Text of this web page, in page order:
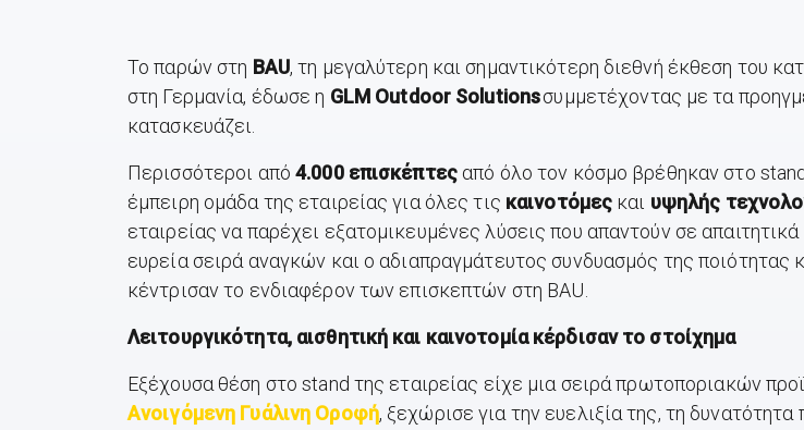
Το παρών στη BAU, τη μεγαλύτερη και σημαντικότερη διεθνή έκθεση του
στη Γερμανία, έδωσε η GLM Outdoor Solutionsσυμμετέχοντας με τα
κατασκευάζει.
Περισσότεροι από4.000 επισκέπτεςαπό όλο τον κόσμο βρέθηκαν στο
έμπειρη ομάδα της εταιρείας για όλες τις καινοτόμες και υψηλής
εταιρείας να παρέχει εξατομικευμένες λύσεις που απαντούν σε
ευρεία σειρά αναγκών και ο αδιαπραγμάτευτος συνδυασμός της ποιότητας
κέντρισαν το ενδιαφέρον των επισκεπτών στη BAU.
Λειτουργικότητα, αισθητική και καινοτομία κέρδισαν το στοίχημα
Εξέχουσα θέση στο stand της εταιρείας είχε μια σειρά πρωτοποριακών
Ανοιγόμενη Γυάλινη Οροφή, ξεχώρισε για την ευελιξία της, τη